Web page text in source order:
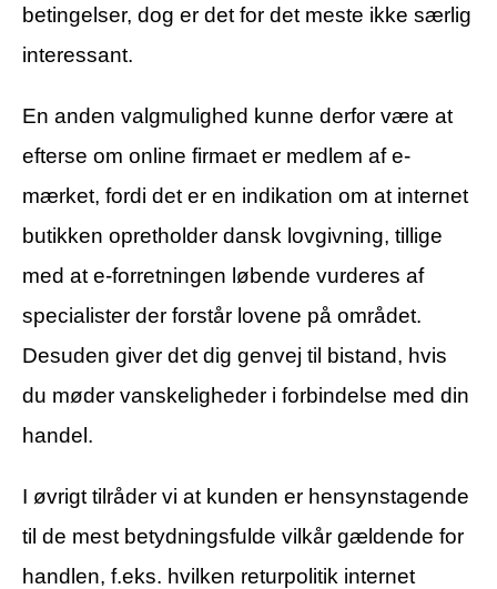
betingelser, dog er det for det meste ikke særlig
interessant.
En anden valgmulighed kunne derfor være at
efterse om online firmaet er medlem af e-
mærket, fordi det er en indikation om at internet
butikken opretholder dansk lovgivning, tillige
med at e-forretningen løbende vurderes af
specialister der forstår lovene på området.
Desuden giver det dig genvej til bistand, hvis
du møder vanskeligheder i forbindelse med din
handel.
I øvrigt tilråder vi at kunden er hensynstagende
til de mest betydningsfulde vilkår gældende for
handlen, f.eks. hvilken returpolitik internet